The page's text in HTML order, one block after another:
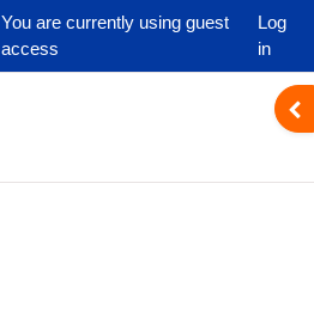
You are currently using guest
access
Log
in